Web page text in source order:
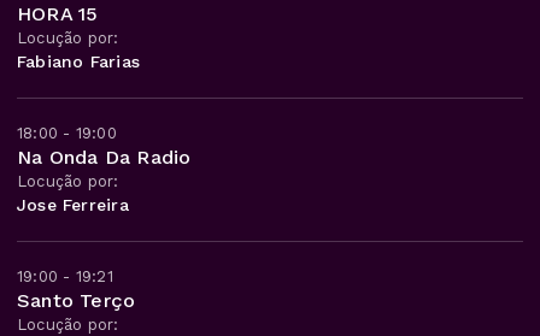
HORA 15
Locução por:
Fabiano Farias
18:00 - 19:00
Na Onda Da Radio
Locução por:
Jose Ferreira
19:00 - 19:21
Santo Terço
Locução por: